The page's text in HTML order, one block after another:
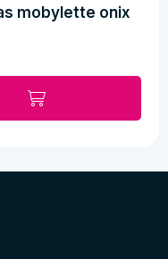
mobylette onix